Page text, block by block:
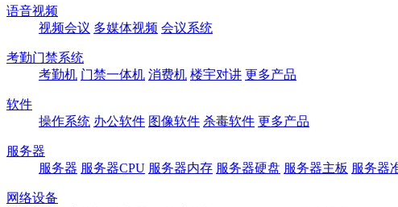
语音视频
视频会议 多媒体视频 会议系统
考勤门禁系统
考勤机 门禁一体机 消费机 楼宇对讲 更多产品
软件
操作系统 办公软件 图像软件 杀毒软件 更多产品
服务器
服务器 服务器CPU 服务器内存 服务器硬盘 服务器主板 服务器
网络设备